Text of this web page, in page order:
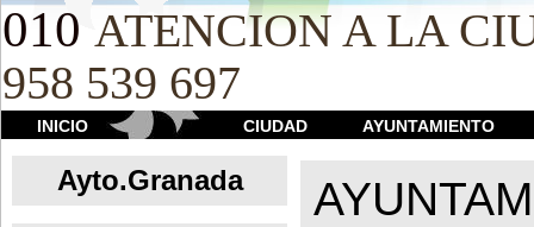
010 ATENCION A LA
958 539 697
INICIO CIUDAD AYUNTAMIENTO
Ayto.Granada